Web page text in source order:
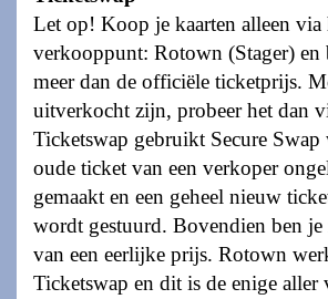
Let op! Koop je kaarten alleen via
verkooppunt: Rotown (Stager) en
meer dan de officiële ticketprijs.
uitverkocht zijn, probeer het dan
Ticketswap gebruikt Secure Swap
oude ticket van een verkoper
gemaakt en een geheel nieuw
wordt gestuurd. Bovendien ben je
van een eerlijke prijs. Rotown
Ticketswap en dit is de enige aller